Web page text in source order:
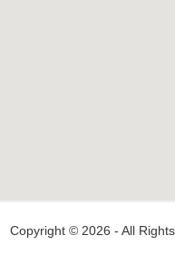
Copyright © 2026 - All